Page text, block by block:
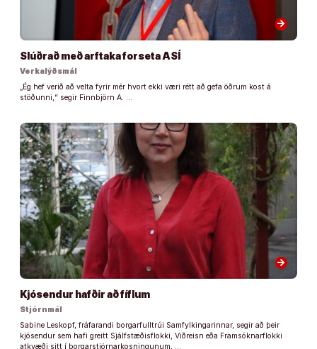
arrow_forward
Slúðrað með arftaka forseta ASÍ
Verkalýðsmál
„Ég hef verið að velta fyrir mér hvort ekki væri rétt að gefa öðrum kost á
stöðunni,“ segir Finnbjörn A. …
arrow_forward
Kjósendur hafðir að fíflum
Stjórnmál
Sabine Leskopf, fráfarandi borgarfulltrúi Samfylkingarinnar, segir að þeir
kjósendur sem hafi greitt Sjálfstæðisflokki, Viðreisn eða Framsóknarflokki
atkvæði sitt í borgarstjórnarkosningunum, …